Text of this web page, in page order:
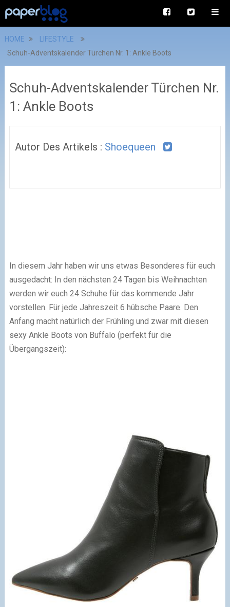
HOME
LIFESTYLE
Schuh-Adventskalender Türchen Nr. 1: Ankle Boots
Schuh-Adventskalender Türchen Nr.
1: Ankle Boots
Autor Des Artikels : Shoequeen
In diesem Jahr haben wir uns etwas Besonderes für euch
ausgedacht: In den nächsten 24 Tagen bis Weihnachten
werden wir euch 24 Schuhe für das kommende Jahr
vorstellen. Für jede Jahreszeit 6 hübsche Paare. Den
Anfang macht natürlich der Frühling und zwar mit diesen
sexy Ankle Boots von Buffalo (perfekt für die
Übergangszeit):